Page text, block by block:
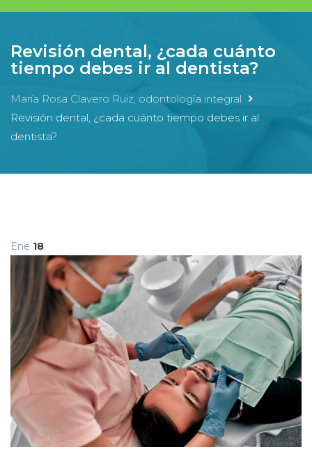
Revisión dental, ¿cada cuánto
tiempo debes ir al dentista?
María Rosa Clavero Ruiz, odontología integral
Revisión dental, ¿cada cuánto tiempo debes ir al
dentista?
Ene 18